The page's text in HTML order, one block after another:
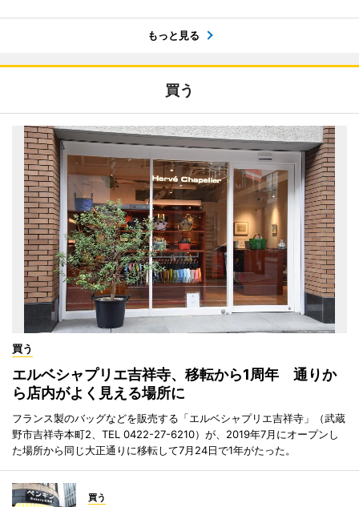
もっと見る
買う
買う
エルベシャプリエ吉祥寺、移転から1周年 通りか
ら店内がよく見える場所に
フランス製のバッグなどを販売する「エルベシャプリエ吉祥寺」（武蔵
野市吉祥寺本町2、TEL 0422-27-6210）が、2019年7月にオープンし
た場所から同じ大正通りに移転して7月24日で1年がたった。
買う